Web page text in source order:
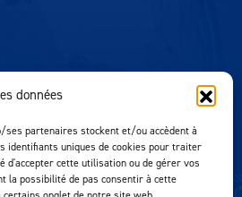
données
partenaires stockent et/ou accèdent à
identifiants uniques de cookies pour traiter
d'accepter cette utilisation ou de gérer vos
la possibilité de pas consentir à cette